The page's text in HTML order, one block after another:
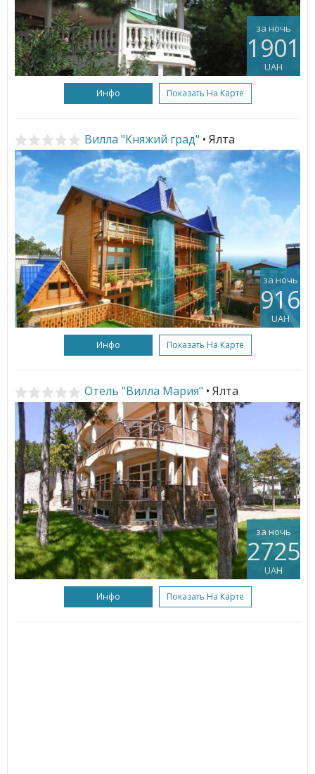
за ночь
1901
UAH
Инфо Показать На Карте
Вилла "Княжий град" • Ялта
за ночь
916
UAH
Инфо Показать На Карте
Отель "Вилла Мария" • Ялта
за ночь
2725
UAH
Инфо Показать На Карте